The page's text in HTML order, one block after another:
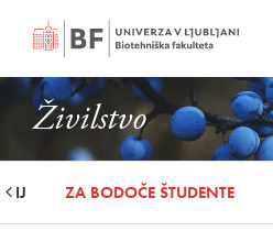
Živilstvo
ZA BODOČE ŠTUDENTE